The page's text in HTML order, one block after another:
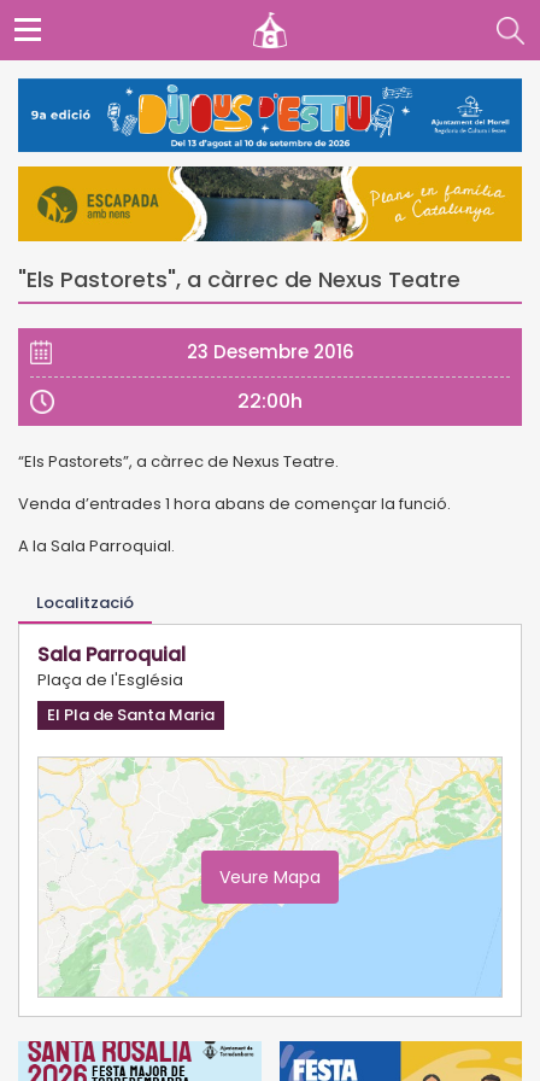
"Els Pastorets", a càrrec de Nexus Teatre
23 Desembre 2016
22:00h
“Els Pastorets”, a càrrec de Nexus Teatre.
Venda d’entrades 1 hora abans de començar la funció.
A la Sala Parroquial.
Localització
Sala Parroquial
Plaça de l'Església
El Pla de Santa Maria
Veure Mapa